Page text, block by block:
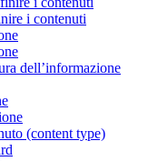
i contenuti
dell’informazione
(content type)